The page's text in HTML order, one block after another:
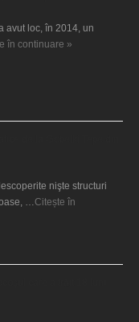
avut loc, în 2014, un
în continuare »
nişte structuri
… Citește în